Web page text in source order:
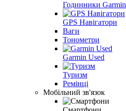
Годинники Garmin
GPS Навігатори
Ваги
Тонометри
Garmin Used
Туризм
Ремінці
Мобільний зв'язок